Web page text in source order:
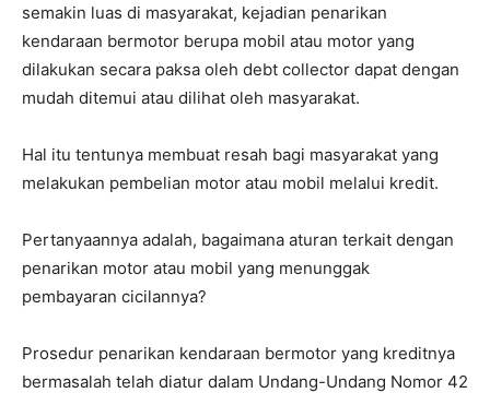
semakin luas di masyarakat, kejadian penarikan
kendaraan bermotor berupa mobil atau motor yang
dilakukan secara paksa oleh debt collector dapat dengan
mudah ditemui atau dilihat oleh masyarakat.
Hal itu tentunya membuat resah bagi masyarakat yang
melakukan pembelian motor atau mobil melalui kredit.
Pertanyaannya adalah, bagaimana aturan terkait dengan
penarikan motor atau mobil yang menunggak
pembayaran cicilannya?
Prosedur penarikan kendaraan bermotor yang kreditnya
bermasalah telah diatur dalam Undang-Undang Nomor 42